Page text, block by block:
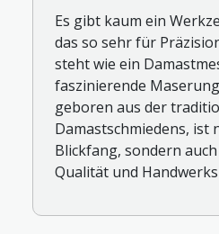
Es gibt kaum ein
das so sehr für
steht wie ein
faszinierende
geboren aus der
Damastschmiedens, ist
Blickfang, sondern
Qualität und